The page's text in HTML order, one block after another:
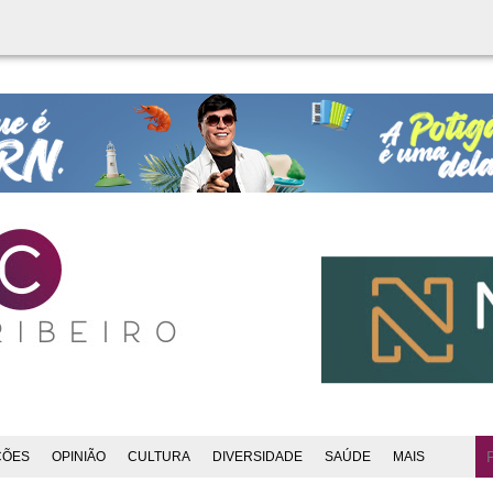
OPINIÃO CULTURA DIVERSIDADE SAÚDE MAIS